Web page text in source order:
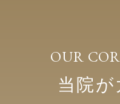
OUR
当院が